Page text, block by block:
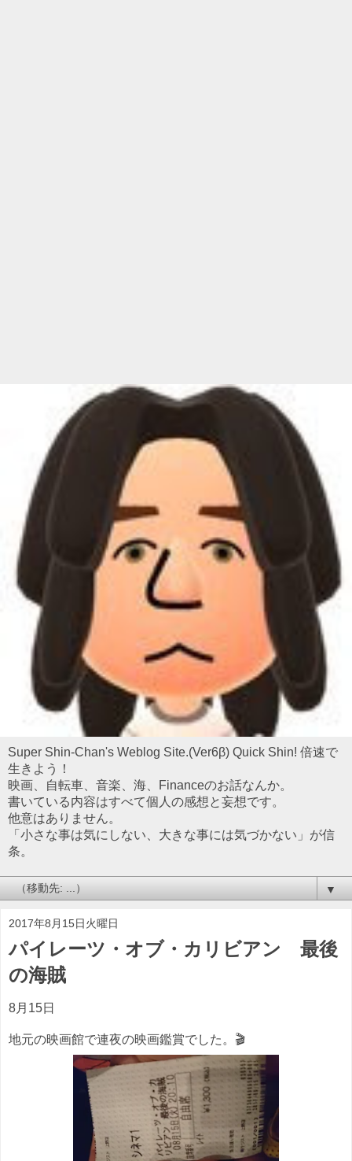
Super Shin-Chan's Weblog Site.(Ver6β) Quick Shin! 倍速で
生きよう！
映画、自転車、音楽、海、Financeのお話なんか。
書いている内容はすべて個人の感想と妄想です。
他意はありません。
「小さな事は気にしない、大きな事には気づかない」が信
条。
▼
2017年8月15日火曜日
パイレーツ・オブ・カリビアン 最後
の海賊
8月15日
地元の映画館で連夜の映画鑑賞でした。🎬